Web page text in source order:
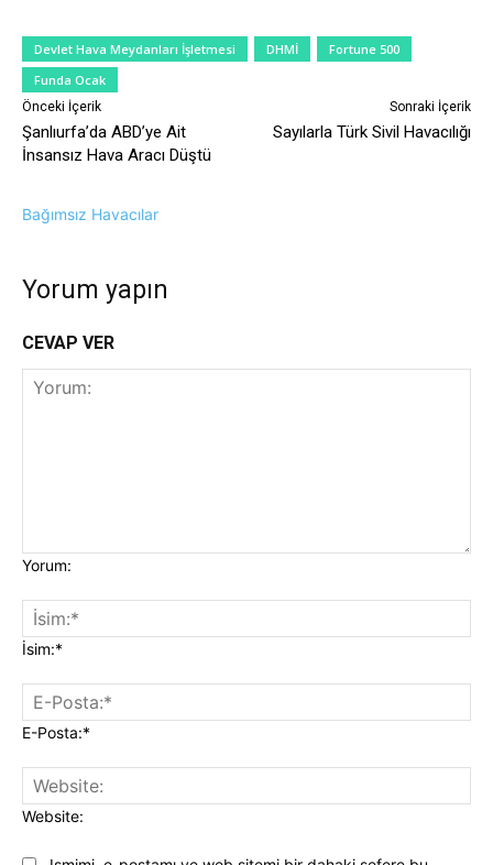
Devlet Hava Meydanları İşletmesi DHMİ
Fortune 500
Funda Ocak
Önceki İçerik
Şanlıurfa’da ABD’ye Ait
İnsansız Hava Aracı Düştü
Sonraki İçerik
Sayılarla Türk Sivil Havacılığı
Bağımsız Havacılar
Yorum yapın
CEVAP VER
Yorum:
İsim:*
E-Posta:*
Website: